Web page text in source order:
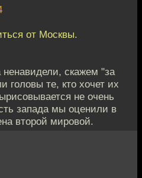
от Москвы.
ненавидели, скажем "за
головы те, кто хочет их
не очень
запада мы оценили в
второй мировой.